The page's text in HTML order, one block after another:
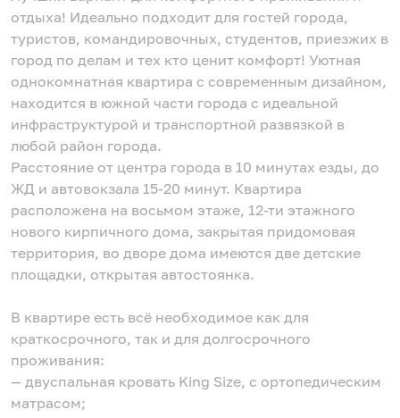
отдыха! Идеально подходит для гостей города,
туристов, командировочных, студентов, приезжих в
город по делам и тех кто ценит комфорт! Уютная
однокомнатная квартира с современным дизайном,
находится в южной части города с идеальной
инфраструктурой и транспортной развязкой в
любой район города.
Расстояние от центра города в 10 минутах езды, до
ЖД и автовокзала 15-20 минут. Квартира
расположена на восьмом этаже, 12-ти этажного
нового кирпичного дома, закрытая придомовая
территория, во дворе дома имеются две детские
площадки, открытая автостоянка.
В квартире есть всё необходимое как для
краткосрочного, так и для долгосрочного
проживания:
— двуспальная кровать King Size, с ортопедическим
матрасом;